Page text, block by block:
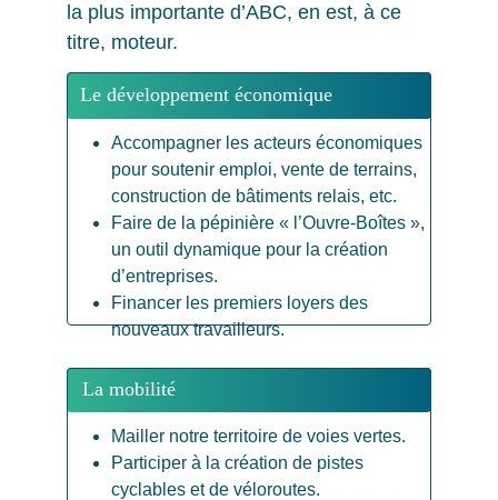
Accompagner les acteurs économiques
pour soutenir emploi, vente de terrains,
construction de bâtiments relais, etc.
Faire de la pépinière « l’Ouvre-Boîtes »,
un outil dynamique pour la création
d’entreprises.
Financer les premiers loyers des
nouveaux travailleurs.
Mailler notre territoire de voies vertes.
Participer à la création de pistes
cyclables et de véloroutes.
la plus importante d’ABC, en est, à ce
titre, moteur.
Le développement économique
La mobilité